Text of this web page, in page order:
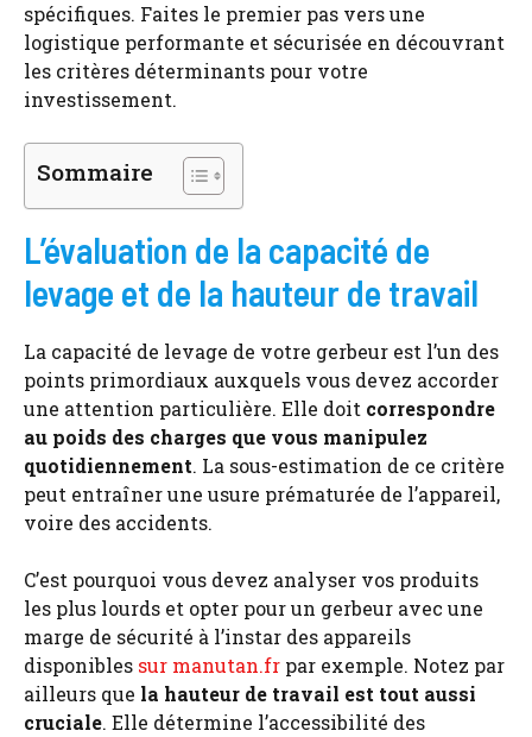
spécifiques. Faites le premier pas vers une
logistique performante et sécurisée en découvrant
les critères déterminants pour votre
investissement.
Sommaire
L’évaluation de la capacité de
levage et de la hauteur de travail
La capacité de levage de votre gerbeur est l’un des
points primordiaux auxquels vous devez accorder
une attention particulière. Elle doit correspondre
au poids des charges que vous manipulez
quotidiennement. La sous-estimation de ce critère
peut entraîner une usure prématurée de l’appareil,
voire des accidents.
C’est pourquoi vous devez analyser vos produits
les plus lourds et opter pour un gerbeur avec une
marge de sécurité à l’instar des appareils
disponibles sur manutan.fr par exemple. Notez par
ailleurs que la hauteur de travail est tout aussi
cruciale. Elle détermine l’accessibilité des